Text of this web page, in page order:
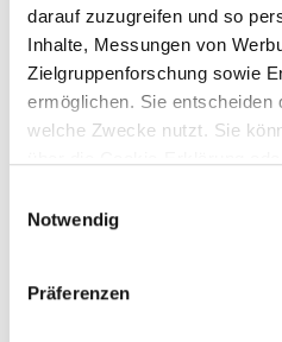
darauf zuzugreifen und so
Inhalte, Messungen von
Zielgruppenforschung sowie
ermöglichen. Sie entscheiden
welche Zwecke nutzt. Sie
Informationen über
welche bis auf einige
Notwendig
Präferenzen
Sauberkeit
Einrichtungen
Allgemeine Erfahrung
10 bookdialysis.com